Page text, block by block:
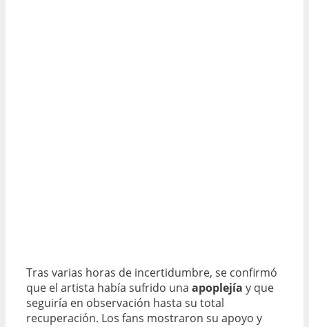
Tras varias horas de incertidumbre, se confirmó
que el artista había sufrido una apoplejía y que
seguiría en observación hasta su total
recuperación. Los fans mostraron su apoyo y